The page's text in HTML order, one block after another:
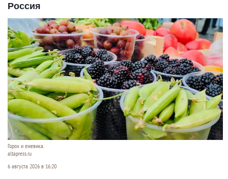
Россия
Горох и ежевика.
altapress.ru
6 августа 2026 в 16:20